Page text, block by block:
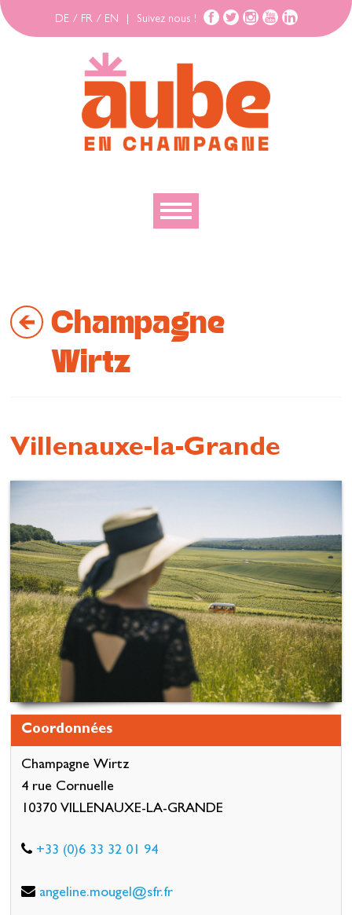
DE / FR / EN Suivez nous !
Bouger
Se loger
Se restaurer
Champagne
Wirtz
Villenauxe-la-Grande
Coordonnées
Champagne Wirtz
4 rue Cornuelle
10370 VILLENAUXE-LA-GRANDE
+33 (0)6 33 32 01 94
angeline.mougel@sfr.fr